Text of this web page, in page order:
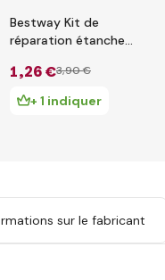
Bestway Kit de
réparation étanche
1,26 €3,90 €
+ 1 indiquer
sur le fabricant